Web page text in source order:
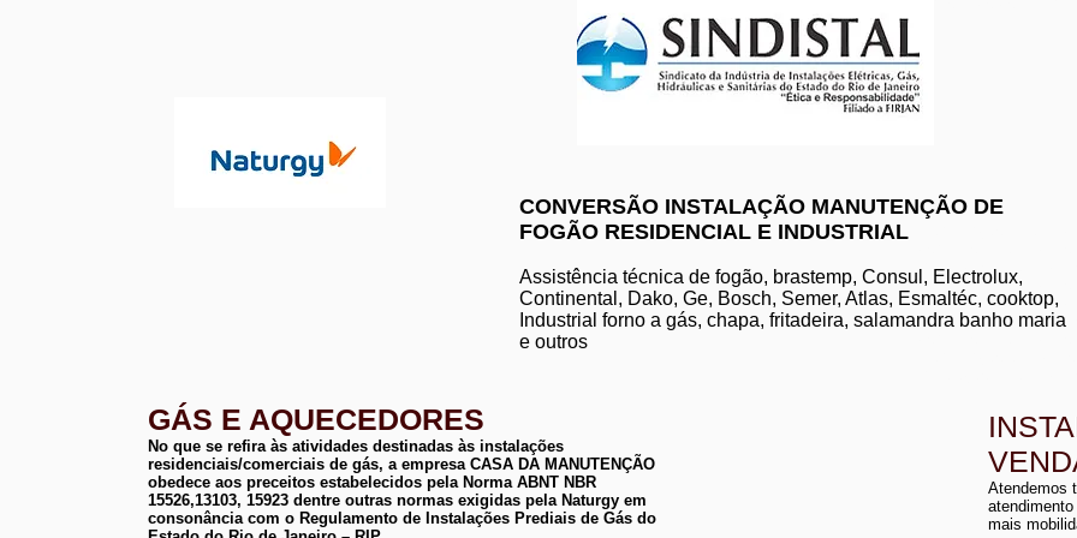
instalação de
conserto de aquecedor
manutenção de
instalação de
CONVERSÃO INSTALAÇÃO MANUTENÇÃO DE
FOGÃO RESIDENCIAL E INDUSTRIAL
Assistência técnica de fogão, brastemp, Consul, Electrolux,
Continental, Dako, Ge, Bosch, Semer, Atlas, Esmaltéc, cooktop,
Industrial forno a gás, chapa, fritadeira, salamandra banho maria
e outros
GÁS E AQUECEDORES
No que se refira às atividades destinadas às instalações
residenciais/comerciais de gás, a empresa CASA DA MANUTENÇÃO
obedece aos preceitos estabelecidos pela Norma ABNT NBR
15526,13103, 15923 dentre outras normas exigidas pela Naturgy em
consonância com o Regulamento de Instalações Prediais de Gás do
Atendemos
mais